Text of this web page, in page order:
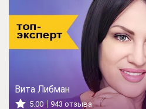
Вита Либман
5.00 943 отзыва